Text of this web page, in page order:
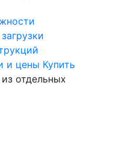
и цены Купить
отдельных